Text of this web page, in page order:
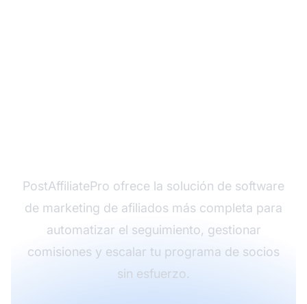
PostAffiliatePro ofrece la solución de software
de marketing de afiliados más completa para
automatizar el seguimiento, gestionar
comisiones y escalar tu programa de socios
sin esfuerzo.